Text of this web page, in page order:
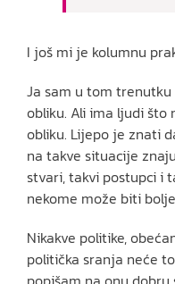
I još mi je kolumnu
Ja sam u tom
obliku. Ali ima ljudi što
obliku. Lijepo je znati
na takve situacije
stvari, takvi postupci i
nekome može biti
Nikakve politike,
politička sranja neće